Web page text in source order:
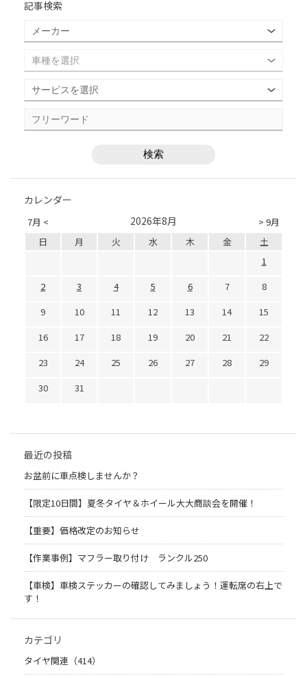
記事検索
カレンダー
7月 < > 9月
2026年8月
日 月 火 水 木 金
土
1
2
3 4 5 6 7
8
9
10 11 12 13 14
15
16
17 18 19 20 21
22
23
24 25 26 27 28
29
30
31
最近の投稿
お盆前に車点検しませんか？
【限定10日間】夏冬タイヤ＆ホイール大大商談会を開催！
【重要】価格改定のお知らせ
【作業事例】マフラー取り付け ランクル250
【車検】車検ステッカーの確認してみましょう！運転席の右上で
す！
カテゴリ
タイヤ関連（414）